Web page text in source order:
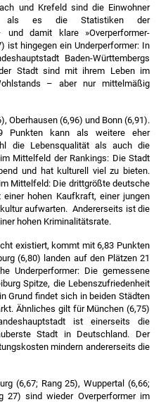
objektive Indikatoren <
als es die objektiven
lassen.
objektiven
(2021-2024), eigene
und Krefeld sind die Einwohner
als es die Statistiken der
und damit klare »Overperformer-
ist hingegen ein Underperformer: In
Baden-Württembergs
Stadt sind mit ihrem Leben im
– aber nur mittelmäßig
Oberhausen (6,96) und Bonn (6,91).
Punkten kann als weitere eher
die Lebensqualität als auch die
Mittelfeld der Rankings: Die Stadt
und hat kulturell viel zu bieten.
Mittelfeld: Die drittgrößte deutsche
hohen Kaufkraft, einer jungen
aufwarten. Andererseits ist die
hohen Kriminalitätsrate.
existiert, kommt mit 6,83 Punkten
(6,80) landen auf den Plätzen 21
Underperformer: Die gemessene
Spitze, die Lebenszufriedenheit
Grund findet sich in beiden Städten
Ähnliches gilt für München (6,75)
ist einerseits die
Stadt in Deutschland. Der
mindern andererseits die
(6,67; Rang 25), Wuppertal (6,66;
27) sind wieder Overperformer im